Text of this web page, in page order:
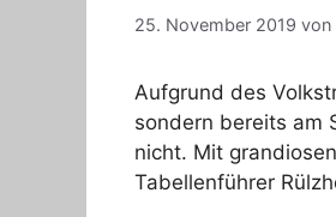
25. November 2019 von
Aufgrund des
sondern bereits am
nicht. Mit
Tabellenführer